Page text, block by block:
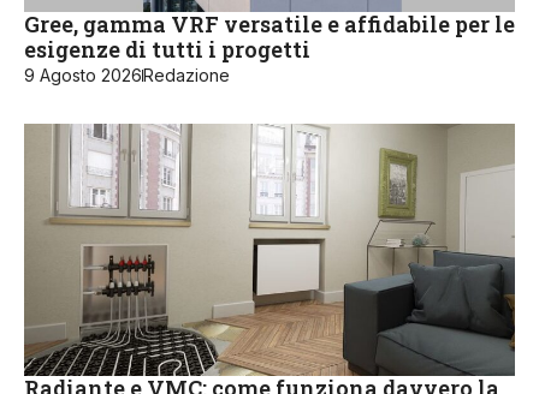
Gree, gamma VRF versatile e affidabile per le
esigenze di tutti i progetti
9 Agosto 2026Redazione